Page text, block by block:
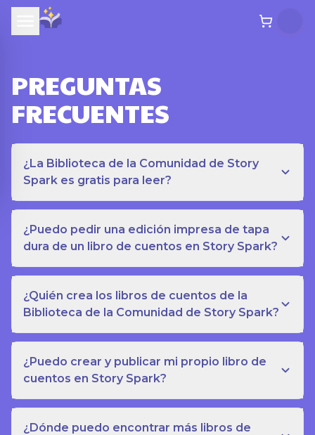
PREGUNTAS
FRECUENTES
¿La Biblioteca de la Comunidad de Story
Spark es gratis para leer?
¿Puedo pedir una edición impresa de tapa
dura de un libro de cuentos en Story Spark?
¿Quién crea los libros de cuentos de la
Biblioteca de la Comunidad de Story Spark?
¿Puedo crear y publicar mi propio libro de
cuentos en Story Spark?
¿Dónde puedo encontrar más libros de